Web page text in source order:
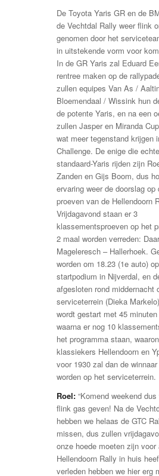
De Toyota Yaris GR en de
de Vechtdal Rally weer flink
genomen door het
in uitstekende vorm voor
In de GR Yaris zal Eduard
rentree maken op de
zullen equipes Van As /
Bloemendaal / Wissink hun
de potente Yaris, en na een
zullen Jasper en Miranda
wat meer tegenstand krijgen
Challenge. De enige die
standaard-Yaris rijden zijn
Zanden en Gijs Boom, dus
ervaring weer de doorslag op
proeven van de Hellendoorn
Vrijdagavond staan er 3
klassementsproeven op het
2 maal worden verreden:
Mageleresch – Hallerhoek.
worden om 18.23 (1e auto)
startpodium in Nijverdal, en
afgesloten rond middernacht
serviceterrein (Dieka
wordt gestart met 45
waarna er nog 10
het programma staan,
klassiekers Hellendoorn en
voor 1930 zal dan de
worden op het serviceterrein.
Roel: “Komend weekend
flink gas geven! Na de
hebben we helaas de GTC
missen, dus zullen
onze hoede moeten zijn
Hellendoorn Rally in huis
verleden hebben we hier erg